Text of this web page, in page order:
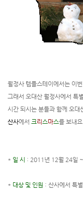
월정사 템플스테이에서는 이번
그래서 오대산 월정사에서 특
시간 되시는 분들과 함께 오대
산사에서 크리 스마스를 보내요.
* 일 시 : 2011년 12월 24일
* 대상 및 인원 : 산사에서 특